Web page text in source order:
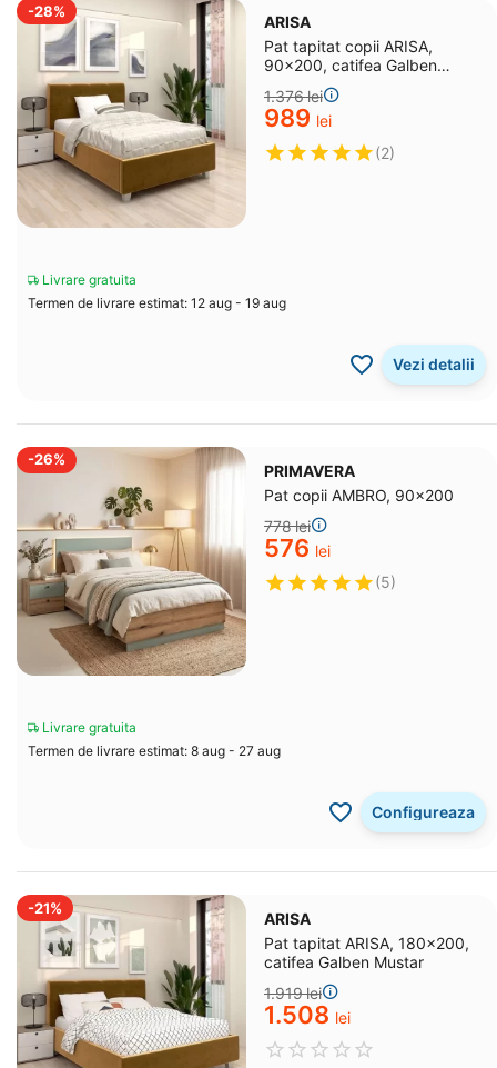
-28%
ARISA
Pat tapitat copii ARISA,
90x200, catifea Galben
1.376lei
‍989‍ lei
(2)
Livrare gratuita
Termen de livrare estimat: 12 aug - 19 aug
Vezi detalii
-26%
PRIMAVERA
Pat copii AMBRO, 90x200
‍778‍lei
‍576‍ lei
(5)
Livrare gratuita
Termen de livrare estimat: 8 aug - 27 aug
Configureaza
-21%
ARISA
Pat tapitat ARISA, 180x200,
catifea Galben Mustar
1.919lei
1.508 lei